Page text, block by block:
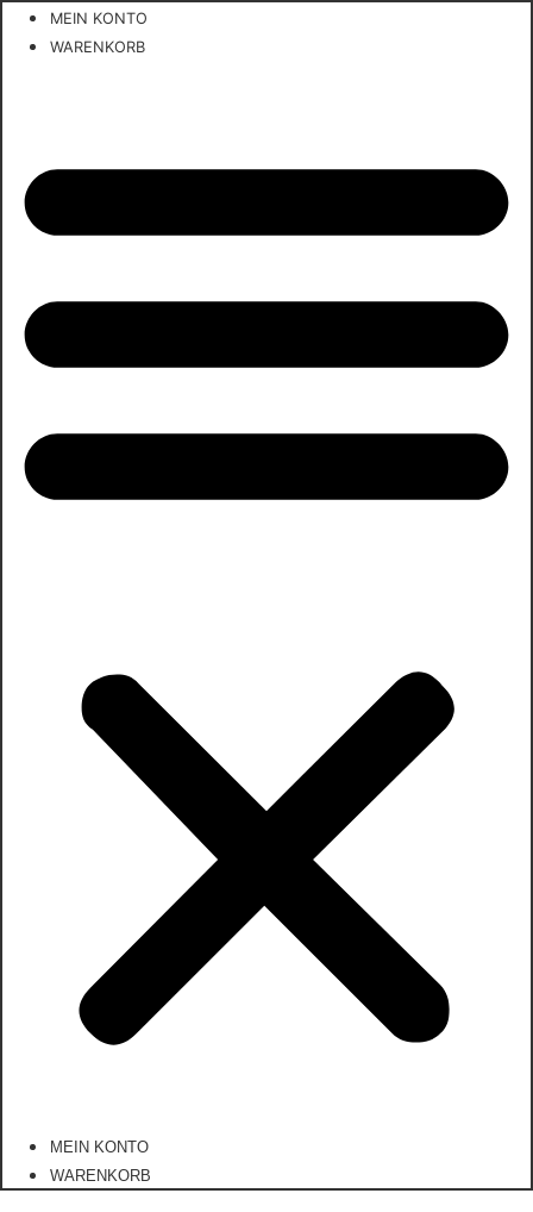
Zum
Inhalt
MEIN KONTO
WARENKORB
MEIN KONTO
WARENKORB